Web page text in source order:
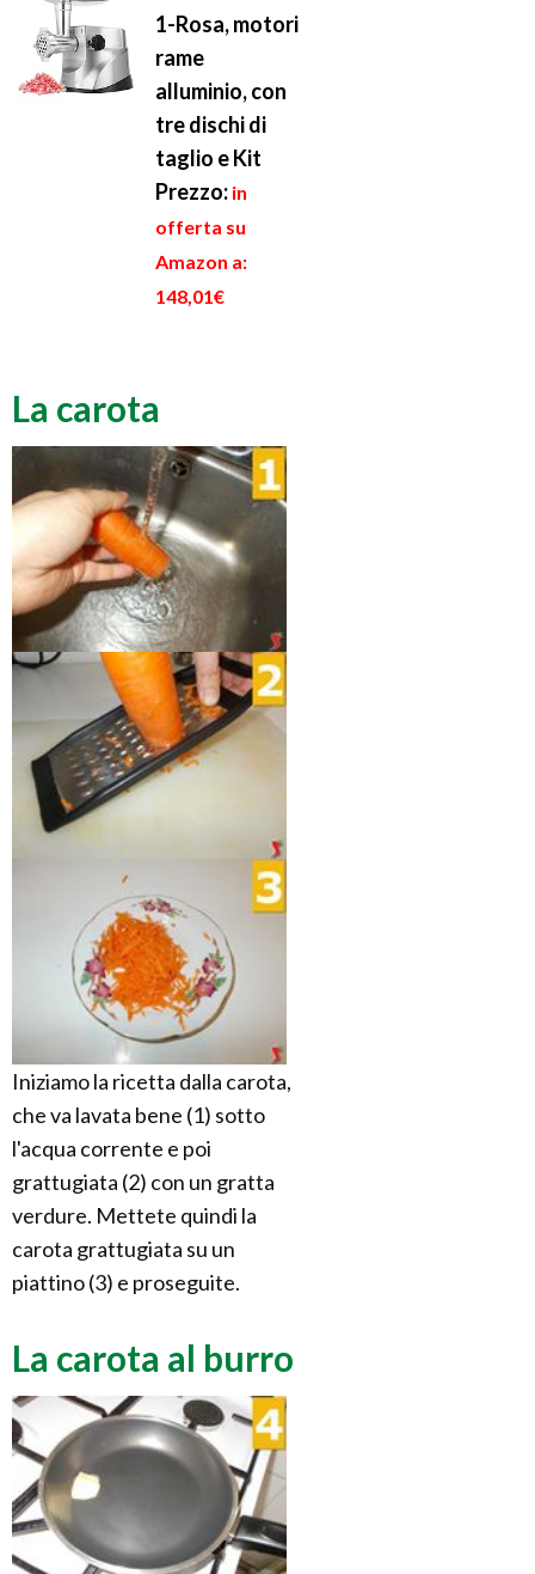
1-Rosa, motori
rame
alluminio, con
tre dischi di
taglio e Kit
Prezzo: in
offerta su
Amazon a:
148,01€
La carota
Iniziamo la ricetta dalla carota,
che va lavata bene (1) sotto
l'acqua corrente e poi
grattugiata (2) con un gratta
verdure. Mettete quindi la
carota grattugiata su un
piattino (3) e proseguite.
La carota al burro